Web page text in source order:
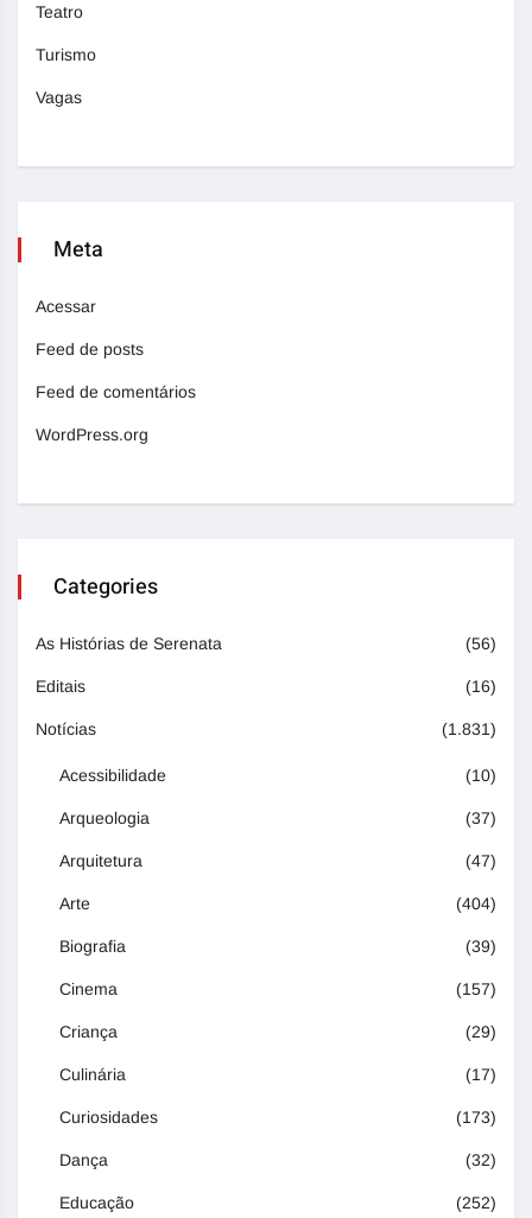
Teatro
Turismo
Vagas
Meta
Acessar
Feed de posts
Feed de comentários
WordPress.org
Categories
As Histórias de Serenata (56)
Editais (16)
Notícias (1.831)
Acessibilidade (10)
Arqueologia (37)
Arquitetura (47)
Arte (404)
Biografia (39)
Cinema (157)
Criança (29)
Culinária (17)
Curiosidades (173)
Dança (32)
Educação (252)